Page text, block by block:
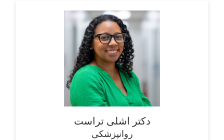
دکتر اشلی تراست
روانپزشکی